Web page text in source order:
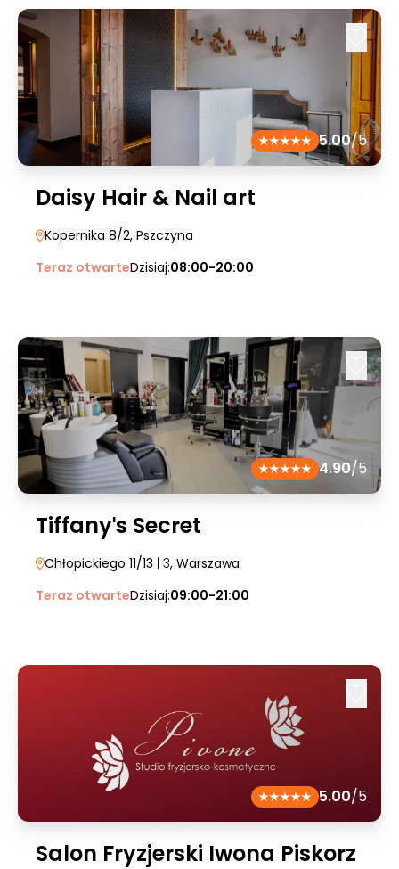
5.00/5
Daisy Hair & Nail art
Kopernika 8/2, Pszczyna
Teraz otwarteDzisiaj:08:00-20:00
4.90/5
Tiffanyˈs Secret
Chłopickiego 11/13 | 3, Warszawa
Teraz otwarteDzisiaj:09:00-21:00
5.00/5
Salon Fryzjerski Iwona Piskorz